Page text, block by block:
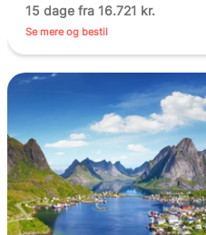
15 dage fra 16.721 kr.
Se mere og bestil